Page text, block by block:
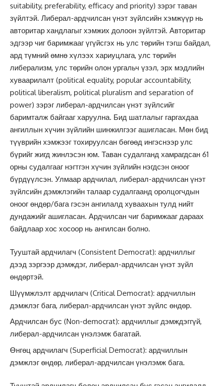
suitability, preferability, efficacy and priority) зэрэг таван
зүйлтэй. Либерал-ардчилсан үнэт зүйлсийн хэмжүүр нь
авторитар хандлагыг хэмжих долоон зүйлтэй. Авторитар
эдгээр чиг баримжааг үгүйсгэх нь улс төрийн тэгш байдал,
ард түмний өмнө хүлээх хариуцлага, улс төрийн
либерализм, улс төрийн олон ургальч үзэл, эрх мэдлийн
хуваарилалт (political equality, popular accountability,
political liberalism, political pluralism and separation of
power) зэрэг либерал-ардчилсан үнэт зүйлсийг
баримталж байгааг харуулна. Бид шатлалыг гаргахдаа
ангиллын хүчин зүйлийн шинжилгээг ашигласан. Мөн бид
түүврийн хэмжээг тохируулсан бөгөөд ингэснээр улс
бүрийг жигд жинлэсэн юм. Таван судалганд хамрагдсан 61
орны судалгааг нэгтгэн хүчин зүйлийн нэгдсэн оноог
бүрдүүлсэн. Улмаар ардчилал, либерал-ардчилсан үнэт
зүйлсийн дэмжлэгийн талаар судалгаанд оролцогчдын
оноог өндөр/бага гэсэн ангилалд хуваахын тулд нийт
дундажийг ашигласан. Ардчилсан чиг баримжааг дараах
байдлаар хос хосоор нь ангилсан болно.
Тууштай ардчилагч (Consistent Democrat): ардчиллыг
дээд зэргээр дэмждэг, либерал-ардчилсан үнэт зүйл
өндөртэй.
Шүүмжлэлт ардчилагч (Critical Democrat): ардчиллын
дэмжлэг бага, либерал-ардчилсан үнэт зүйлс өндөр.
Ардчилсан бус (Non-democrat): ардчиллыг дэмждэггүй,
либерал-ардчилсан үнэлэмж багатай.
Өнгөц ардчилагч (Superficial Democrat): ардчиллын
дэмжлэг өндөр, либерал-ардчилсан үнэлэмж бага.